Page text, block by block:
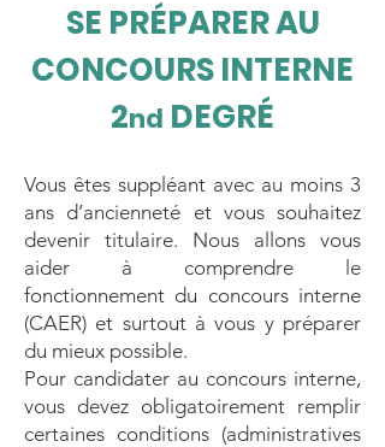
SE PRÉPARER AU
CONCOURS INTERNE
2nd DEGRÉ
Vous êtes suppléant avec au moins 3
ans d’ancienneté et vous souhaitez
devenir titulaire. Nous allons vous
aider à comprendre le
fonctionnement du concours interne
(CAER) et surtout à vous y préparer
du mieux possible.
Pour candidater au concours interne,
vous devez obligatoirement remplir
certaines conditions (administratives